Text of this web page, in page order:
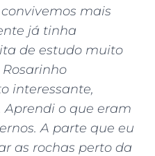
mais
já tinha
de estudo muito
interessante,
o que eram
A parte que eu
as rochas perto da